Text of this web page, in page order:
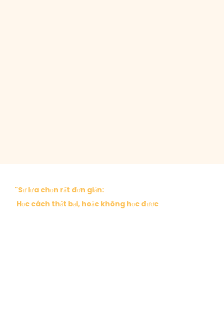
"Sự lựa chọn rất đơn giản:
Học cách thất bại, hoặc không học được